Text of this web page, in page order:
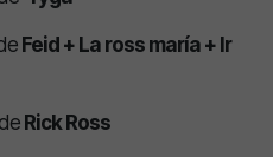
Feid + La ross maría + Ir
Rick Ross